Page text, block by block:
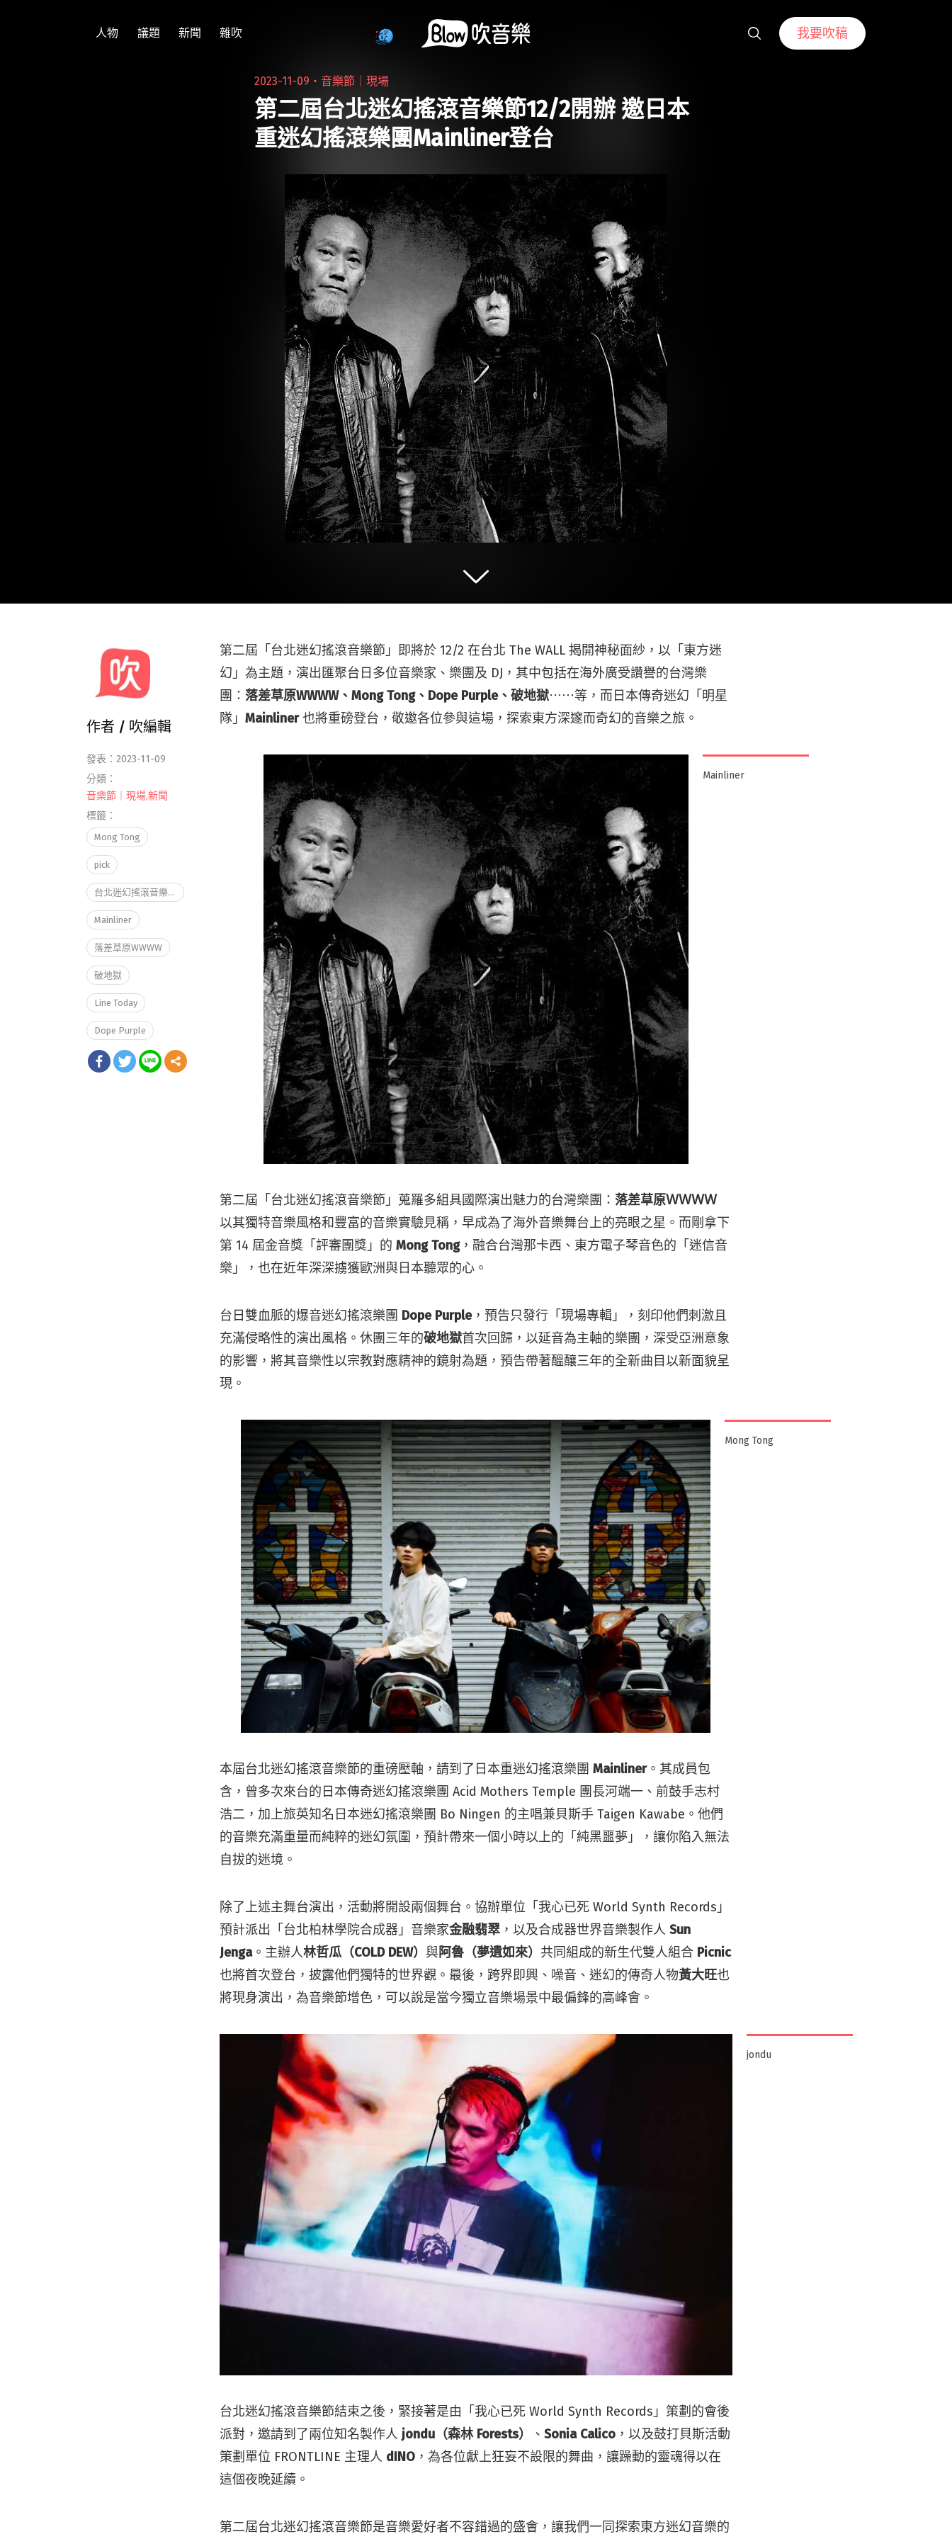
人物 議題 新聞 雜吹 我要吹稿
2023-11-09・音樂節｜現場
第二屆台北迷幻搖滾音樂節12/2開辦 邀日本
重迷幻搖滾樂團Mainliner登台
第二屆「台北迷幻搖滾音樂節」即將於 12/2 在台北 The WALL 揭開神秘面紗，以「東方迷
幻」為主題，演出匯聚台日多位音樂家、樂團及 DJ，其中包括在海外廣受讚譽的台灣樂
團：落差草原WWWW、Mong Tong、Dope Purple、破地獄⋯⋯等，而日本傳奇迷幻「明星
隊」Mainliner也將重磅登台，敬邀各位參與這場，探索東方深邃而奇幻的音樂之旅。
Mainliner
第二屆「台北迷幻搖滾音樂節」蒐羅多組具國際演出魅力的台灣樂團：落差草原ＷＷＷＷ
以其獨特音樂風格和豐富的音樂實驗見稱，早成為了海外音樂舞台上的亮眼之星。而剛拿下
第 14 屆金音獎「評審團獎」的Mong Tong，融合台灣那卡西、東方電子琴音色的「迷信音
樂」，也在近年深深擄獲歐洲與日本聽眾的心。
台日雙血脈的爆音迷幻搖滾樂團 Dope Purple，預告只發行「現場專輯」，刻印他們刺激且
充滿侵略性的演出風格。休團三年的破地獄首次回歸，以延音為主軸的樂團，深受亞洲意象
的影響，將其音樂性以宗教對應精神的鏡射為題，預告帶著醞釀三年的全新曲目以新面貌呈
現。
Mong Tong
本屆台北迷幻搖滾音樂節的重磅壓軸，請到了日本重迷幻搖滾樂團Mainliner。其成員包
含，曾多次來台的日本傳奇迷幻搖滾樂團 Acid Mothers Temple 團長河端一、前鼓手志村
浩二，加上旅英知名日本迷幻搖滾樂團 Bo Ningen 的主唱兼貝斯手 Taigen Kawabe。他們
的音樂充滿重量而純粹的迷幻氛圍，預計帶來一個小時以上的「純黑噩夢」，讓你陷入無法
自拔的迷境。
除了上述主舞台演出，活動將開設兩個舞台。協辦單位「我心已死 World Synth Records」
預計派出「台北柏林學院合成器」音樂家金融翡翠 ，以及合成器世界音樂製作人Sun
Jenga。主辦人林哲瓜（COLD DEW）與阿魯（夢遺如來）共同組成的新生代雙人組合 Picnic
也將首次登台，披露他們獨特的世界觀。最後，跨界即興、噪音、迷幻的傳奇人物黃大旺也
將現身演出，為音樂節增色，可以說是當今獨立音樂場景中最偏鋒的高峰會。
jondu
台北迷幻搖滾音樂節結束之後，緊接著是由「我心已死 World Synth Records」策劃的會後
派對，邀請到了兩位知名製作人 jondu（森林 Forests） 、Sonia Calico ，以及鼓打貝斯活動
策劃單位 FRONTLINE 主理人 dINO ，為各位獻上狂妄不設限的舞曲，讓躁動的靈魂得以在
這個夜晚延續。
第二屆台北迷幻搖滾音樂節是音樂愛好者不容錯過的盛會，讓我們一同探索東方迷幻音樂的
作者 / 吹編輯
發表：2023-11-09
分類：
音樂節｜現場,新聞
標籤：
Mong Tong
pick
台北迷幻搖滾音樂節
Mainliner
落差草原WWWW
破地獄
Line Today
Dope Purple